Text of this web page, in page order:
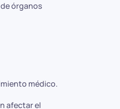
órganos
médico.
afectar el